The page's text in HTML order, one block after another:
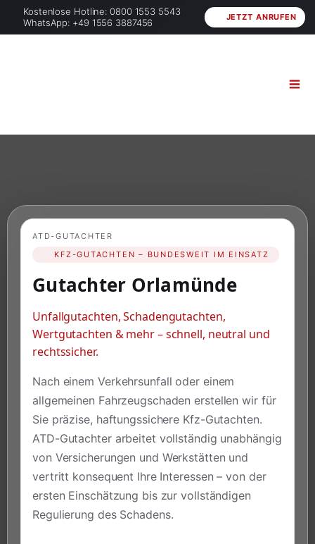
Kostenlose Hotline: 0800 1553 5543
WhatsApp: +49 1556 3887456
JETZT ANRUFEN
ATD-GUTACHTER
KFZ-GUTACHTEN – BUNDESWEIT IM EINSATZ
Gutachter Orlamünde
Unfallgutachten, Schadengutachten,
Wertgutachten & mehr – schnell, neutral und
rechtssicher.
Nach einem Verkehrsunfall oder einem
allgemeinen Fahrzeugschaden erstellen wir für
Sie präzise, haftungssichere Kfz-Gutachten.
ATD-Gutachter arbeitet vollständig unabhängig
von Versicherungen und Werkstätten und
vertritt konsequent Ihre Interessen – von der
ersten Einschätzung bis zur vollständigen
Regulierung des Schadens.